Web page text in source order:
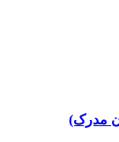
مدرک)